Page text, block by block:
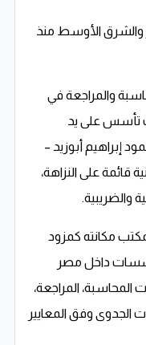
الأوسط منذ
والمراجعة في
منذ عام 1960، حيث تأسس على يد
إبراهيم أبوزيد –
على النزاهة،
والضريبية.
مكانته كمزود
داخل مصر
المراجعة،
الجدوى وفق المعايير